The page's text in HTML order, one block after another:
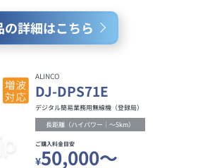
の詳細はこちら
ALINCO
DJ-DPS71E
デジタル簡易業務用無線機（登録局）
長距離（ハイパワー｜～5km）
ご購入料金目安
¥50,000～